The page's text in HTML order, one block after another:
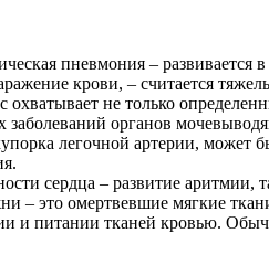
пневмония – развивается
крови, – считается
охватывает не только
органов
легочной артерии, может
сердца – развитие аритмии,
– это омертвевшие мягкие
и питании тканей кровью.